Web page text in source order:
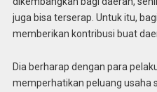
juga bisa terserap. Untuk itu,
memberikan kontribusi buat
Dia berharap dengan para
memperhatikan peluang usaha